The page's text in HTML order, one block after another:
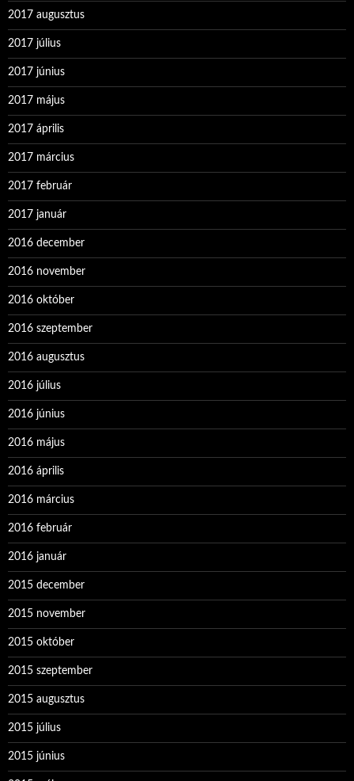
2017 augusztus
2017 július
2017 június
2017 május
2017 április
2017 március
2017 február
2017 január
2016 december
2016 november
2016 október
2016 szeptember
2016 augusztus
2016 július
2016 június
2016 május
2016 április
2016 március
2016 február
2016 január
2015 december
2015 november
2015 október
2015 szeptember
2015 augusztus
2015 július
2015 június